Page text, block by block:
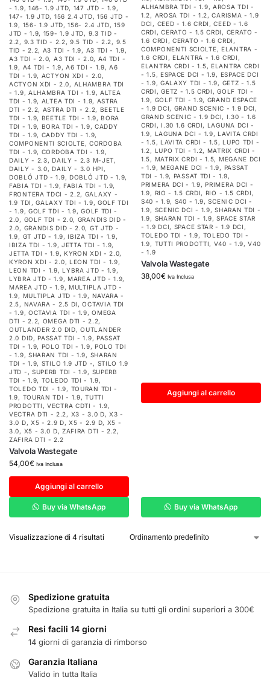
- 1.9, 146- 1.9 JTD, 147 JTD - 1.9,
147- 1.9 JTD, 156 2.4 JTD, 156 JTD -
1.9, 156- 1.9 JTD,156- 2.4 JTD,159
JTD - 1.9, 159- 1.9 JTD, 9.3 TID -
2.2, 9.3 TID - 2.2,9.5 TID - 2.2, 9.5
TID - 2.2, A3 TDI - 1.9, A3 TDI - 1.9,
A3 TDI - 2.0, A3 TDI - 2.0, A4 TDI -
1.9, A4 TDI - 1.9,A6 TDI - 1.9,A6
TDI - 1.9, ACTYON XDI - 2.0,
ACTYON XDI - 2.0, ALHAMBRA TDI
- 1.9, ALHAMBRA TDI - 1.9, ALTEA
TDI - 1.9, ALTEA TDI - 1.9, ASTRA
DTI - 2.2, ASTRA DTI - 2.2, BEETLE
TDI - 1.9, BEETLE TDI - 1.9,BORA
TDI - 1.9, BORA TDI - 1.9, CADDY
TDI - 1.9, CADDY TDI - 1.9,
COMPONENTI SCIOLTE,CORDOBA
TDI - 1.9, CORDOBA TDI - 1.9,
DAILY - 2.3,DAILY - 2.3 M-JET,
DAILY - 3.0,DAILY - 3.0 HPI ,
DOBLÓ JTD - 1.9, DOBLÓ JTD - 1.9,
FABIA TDI - 1.9, FABIA TDI - 1.9,
FRONTERA TDCI - 2.2, GALAXY -
1.9 TDI ,GALAXY TDI - 1.9, GOLF TDI
- 1.9, GOLF TDI - 1.9,GOLF TDI -
2.0, GOLF TDI - 2.0, GRANDIS DID -
2.0, GRANDIS DID - 2.0, GT JTD -
1.9, GT JTD - 1.9,IBIZA TDI - 1.9,
IBIZA TDI - 1.9, JETTA TDI - 1.9,
JETTA TDI - 1.9, KYRON XDI - 2.0,
KYRON XDI - 2.0, LEON TDI - 1.9,
LEON TDI - 1.9,LYBRA JTD - 1.9,
LYBRA JTD - 1.9, MAREA JTD - 1.9,
MAREA JTD - 1.9, MULTIPLA JTD -
1.9, MULTIPLA JTD - 1.9, NAVARA -
2.5, NAVARA - 2.5 DI ,OCTAVIA TDI
- 1.9, OCTAVIA TDI - 1.9,OMEGA
DTI - 2.2, OMEGA DTI - 2.2,
OUTLANDER 2.0 DID,OUTLANDER
2.0 DID,PASSAT TDI - 1.9, PASSAT
TDI - 1.9, POLO TDI - 1.9, POLO TDI
- 1.9, SHARAN TDI - 1.9, SHARAN
TDI - 1.9, STILO 1.9 JTD -, STILO 1.9
JTD - , SUPERB TDI - 1.9, SUPERB
TDI - 1.9, TOLEDO TDI - 1.9,
TOLEDO TDI - 1.9, TOURAN TDI -
1.9, TOURAN TDI - 1.9,TUTTI
PRODOTTI ,VECTRA CDTI - 1.9,
VECTRA DTI - 2.2, X3 - 3.0 D,X3 -
3.0 D, X5 - 2.9 D,X5 - 2.9 D, X5 -
3.0, X5 - 3.0 D, ZAFIRA DTI - 2.2,
ZAFIRA DTI - 2.2
Valvola Wastegate
54,00€ Iva Inclusa
Aggiungi al carrello
Buy via WhatsApp
ALHAMBRA TDI - 1.9,AROSA TDI -
1.2, AROSA TDI - 1.2,CARISMA - 1.9
DCI , CEED - 1.6 CRDI ,CEED - 1.6
CRDI ,CERATO - 1.5 CRDI , CERATO -
1.6 CRDI ,CERATO - 1.6 CRDI ,
COMPONENTI SCIOLTE,ELANTRA -
1.6 CRDI ,ELANTRA - 1.6 CRDI ,
ELANTRA CRDI - 1.5,ELANTRA CRDI
- 1.5, ESPACE DCI - 1.9, ESPACE DCI
- 1.9, GALAXY TDI - 1.9, GETZ - 1.5
CRDI ,GETZ - 1.5 CRDI ,GOLF TDI -
1.9, GOLF TDI - 1.9, GRAND ESPACE
- 1.9 DCI, GRAND SCENIC - 1.9 DCI ,
GRAND SCENIC - 1.9 DCI, I.30 - 1.6
CRDI ,I.30 1.6 CRDI, LAGUNA DCI -
1.9, LAGUNA DCI - 1.9,LAVITA CRDI
- 1.5, LAVITA CRDI - 1.5,LUPO TDI -
1.2, LUPO TDI - 1.2, MATRIX CRDI -
1.5, MATRIX CRDI - 1.5, MEGANE DCI
- 1.9, MEGANE DCI - 1.9, PASSAT
TDI - 1.9, PASSAT TDI - 1.9,
PRIMERA DCI - 1.9,PRIMERA DCI -
1.9, RIO - 1.5 CRDI, RIO - 1.5 CRDI ,
S40 - 1.9, S40 - 1.9,SCENIC DCI -
1.9, SCENIC DCI - 1.9,SHARAN TDI -
1.9, SHARAN TDI - 1.9,SPACE STAR
- 1.9 DCI, SPACE STAR - 1.9 DCI ,
TOLEDO TDI - 1.9, TOLEDO TDI -
1.9, TUTTI PRODOTTI, V40 - 1.9,V40
- 1.9
Valvola Wastegate
38,00€ Iva Inclusa
Aggiungi al carrello
Buy via WhatsApp
Visualizzazione di 4 risultati
Spedizione gratuita
Spedizione gratuita in Italia su tutti gli ordini superiori a 300€
Resi facili 14 giorni
14 giorni di garanzia di rimborso
Garanzia Italiana
Valido in tutta Italia